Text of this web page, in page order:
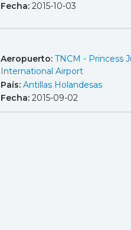
Fecha: 2015-10-03
Aeropuerto: TNCM - Princess
International Airport
País: Antillas Holandesas
Fecha: 2015-09-02